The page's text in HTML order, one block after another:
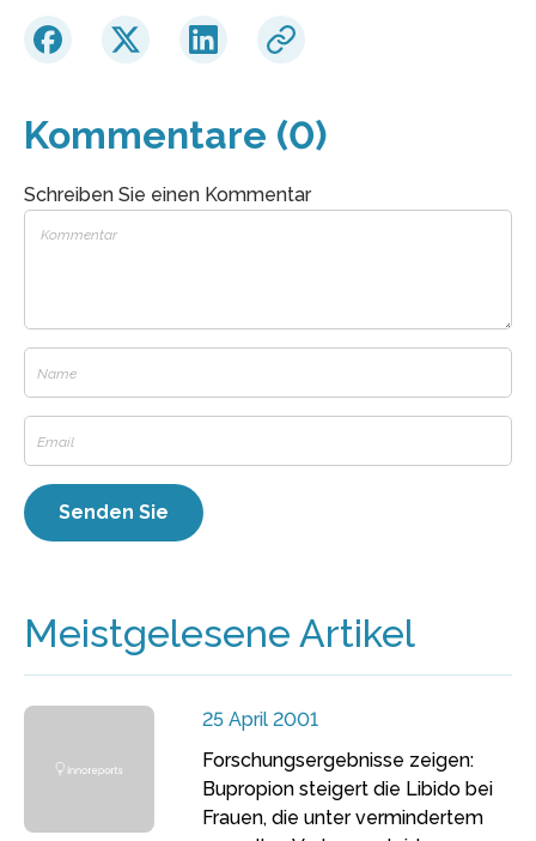
Kommentare (0)
Schreiben Sie einen Kommentar
Meistgelesene Artikel
25 April 2001
Forschungsergebnisse zeigen:
Bupropion steigert die Libido bei
Frauen, die unter vermindertem